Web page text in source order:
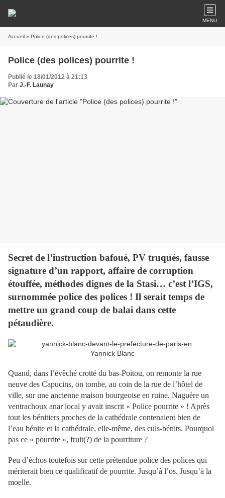
MENU
Accueil » Police (des polices) pourrite !
Police (des polices) pourrite !
Publié le 18/01/2012 à 21:13
Par J.-F. Launay
Secret de l’instruction bafoué, PV truqués, fausse
signature d’un rapport, affaire de corruption
étouffée, méthodes dignes de la Stasi… c’est l’IGS,
surnommée police des polices ! Il serait temps de
mettre un grand coup de balai dans cette
pétaudière.
Yannick Blanc
Quand, dans l’évêché crotté du bas-Poitou, on remonte la rue
neuve des Capucins, on tombe, au coin de la rue de l’hôtel de
ville, sur une ancienne maison bourgeoise en ruine. Naguère un
ventrachoux anar local y avait inscrit « Police pourrite » ! Après
tout les bénitiers proches de la cathédrale contenaient bien de
l’eau bénite et la cathédrale, elle-même, des culs-bénits. Pourquoi
pas ce « pourrite », fruit(?) de la pourriture ?
Peu d’échos toutefois sur cette prétendue police des polices qui
mériterait bien ce qualificatif de pourrite. Jusqu’à l’os. Jusqu’à la
moelle.